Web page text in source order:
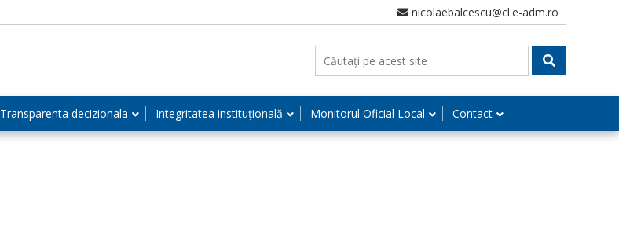
nicolaebalcescu@cl.e-adm.ro
Transparenta decizionala Integritatea instituțională Monitorul Oficial Local Contact